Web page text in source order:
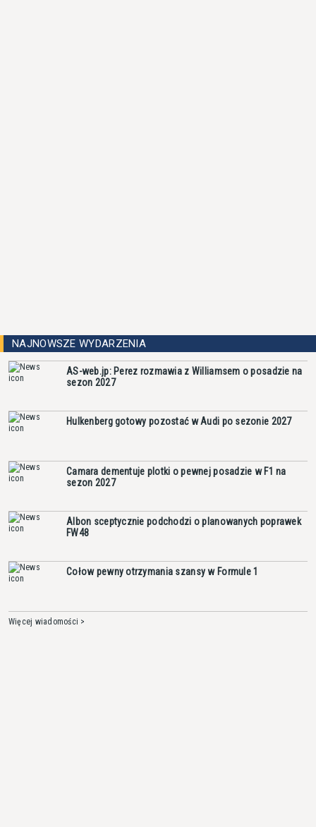
NAJNOWSZE WYDARZENIA
AS-web.jp: Perez rozmawia z Williamsem o posadzie na
sezon 2027
Hulkenberg gotowy pozostać w Audi po sezonie 2027
Camara dementuje plotki o pewnej posadzie w F1 na
sezon 2027
Albon sceptycznie podchodzi o planowanych poprawek
FW48
Cołow pewny otrzymania szansy w Formule 1
Więcej wiadomości >